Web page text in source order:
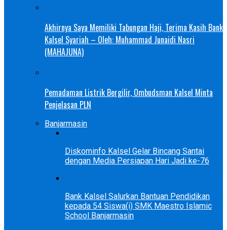
Akhirnya Saya Memiliki Tabungan Haji, Terima Kasih Bank
Kalsel Syariah – Oleh: Muhammad Junaidi Nasri
(MAHAJUNA)
Pemadaman Listrik Bergilir, Ombudsman Kalsel Minta
Penjelasan PLN
Banjarmasin
Diskominfo Kalsel Gelar Bincang Santai
dengan Media Persiapan Hari Jadi ke-76
Bank Kalsel Salurkan Bantuan Pendidikan
kepada 54 Siswa(i) SMK Maestro Islamic
School Banjarmasin